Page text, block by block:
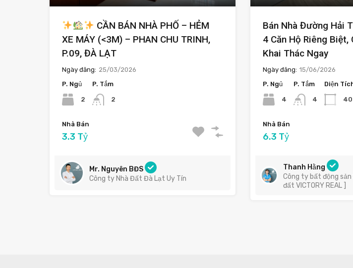
CẦN BÁN NHÀ PHỐ – HẺM
XE MÁY (<3M) – PHAN CHU TRINH,
P.09, ĐÀ LẠT
Ngày đăng: 25/03/2026
P. Ngủ
2
P. Tắm
2
Nhà Bán
3.3 Tỷ
Mr. Nguyên BĐS
Công ty Nhà Đất Đà Lạt Uy Tín
Bán Nhà Đường Hải
4 Căn Hộ Riêng Biệt,
Khai Thác Ngay
Ngày đăng: 15/06/2026
P. Ngủ
4
P. Tắm
4
Diện
40
Nhà Bán
6.3 Tỷ
Thanh Hằng
Công ty bất động
đất VICTORY REAL ]